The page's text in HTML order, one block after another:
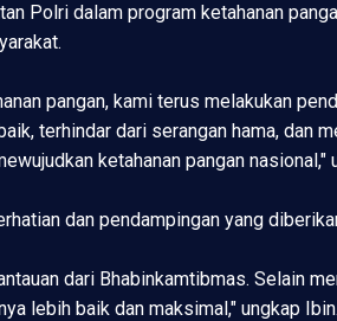
Polri dalam program ketahanan
pangan, kami terus melakukan
terhindar dari serangan hama, dan
ketahanan pangan nasional,"
dan pendampingan yang
dari Bhabinkamtibmas. Selain
lebih baik dan maksimal," ungkap Ibin.